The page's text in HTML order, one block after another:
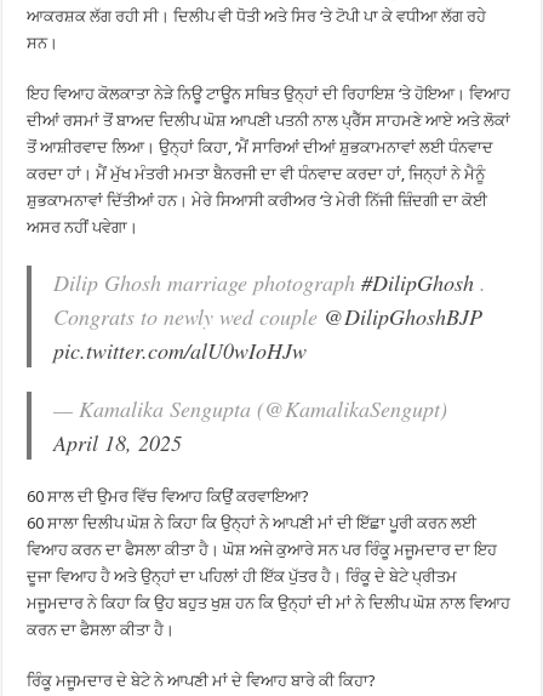
ਆਕਰਸ਼ਕ ਲੱਗ ਰਹੀ ਸੀ। ਦਿਲੀਪ ਵੀ ਧੋਤੀ ਅਤੇ ਸਿਰ ‘ਤੇ ਟੋਪੀ ਪਾ ਕੇ ਵਧੀਆ ਲੱਗ ਰਹੇ
ਸਨ।
ਇਹ ਵਿਆਹ ਕੋਲਕਾਤਾ ਨੇੜੇ ਨਿਊ ਟਾਊਨ ਸਥਿਤ ਉਨ੍ਹਾਂ ਦੀ ਰਿਹਾਇਸ਼ ‘ਤੇ ਹੋਇਆ। ਵਿਆਹ
ਦੀਆਂ ਰਸਮਾਂ ਤੋਂ ਬਾਅਦ ਦਿਲੀਪ ਘੋਸ਼ ਆਪਣੀ ਪਤਨੀ ਨਾਲ ਪ੍ਰੈੱਸ ਸਾਹਮਣੇ ਆਏ ਅਤੇ ਲੋਕਾਂ
ਤੋਂ ਆਸ਼ੀਰਵਾਦ ਲਿਆ। ਉਨ੍ਹਾਂ ਕਿਹਾ, ‘ਮੈਂ ਸਾਰਿਆਂ ਦੀਆਂ ਸ਼ੁਭਕਾਮਨਾਵਾਂ ਲਈ ਧੰਨਵਾਦ
ਕਰਦਾ ਹਾਂ। ਮੈਂ ਮੁੱਖ ਮੰਤਰੀ ਮਮਤਾ ਬੈਨਰਜੀ ਦਾ ਵੀ ਧੰਨਵਾਦ ਕਰਦਾ ਹਾਂ, ਜਿਨ੍ਹਾਂ ਨੇ ਮੈਨੂੰ
ਸ਼ੁਭਕਾਮਨਾਵਾਂ ਦਿੱਤੀਆਂ ਹਨ। ਮੇਰੇ ਸਿਆਸੀ ਕਰੀਅਰ ‘ਤੇ ਮੇਰੀ ਨਿੱਜੀ ਜ਼ਿੰਦਗੀ ਦਾ ਕੋਈ
ਅਸਰ ਨਹੀਂ ਪਵੇਗਾ।
Dilip Ghosh marriage photograph#DilipGhosh .
Congrats to newly wed couple @DilipGhoshBJP
pic.twitter.com/alU0wIoHJw
— Kamalika Sengupta (@KamalikaSengupt)
April 18, 2025
60 ਸਾਲ ਦੀ ਉਮਰ ਵਿੱਚ ਵਿਆਹ ਕਿਉਂ ਕਰਵਾਇਆ?
60 ਸਾਲਾ ਦਿਲੀਪ ਘੋਸ਼ ਨੇ ਕਿਹਾ ਕਿ ਉਨ੍ਹਾਂ ਨੇ ਆਪਣੀ ਮਾਂ ਦੀ ਇੱਛਾ ਪੂਰੀ ਕਰਨ ਲਈ
ਵਿਆਹ ਕਰਨ ਦਾ ਫੈਸਲਾ ਕੀਤਾ ਹੈ। ਘੋਸ਼ ਅਜੇ ਕੁਆਰੇ ਸਨ ਪਰ ਰਿੰਕੂ ਮਜੂਮਦਾਰ ਦਾ ਇਹ
ਦੂਜਾ ਵਿਆਹ ਹੈ ਅਤੇ ਉਨ੍ਹਾਂ ਦਾ ਪਹਿਲਾਂ ਹੀ ਇੱਕ ਪੁੱਤਰ ਹੈ। ਰਿੰਕੂ ਦੇ ਬੇਟੇ ਪ੍ਰੀਤਮ
ਮਜੂਮਦਾਰ ਨੇ ਕਿਹਾ ਕਿ ਉਹ ਬਹੁਤ ਖੁਸ਼ ਹਨ ਕਿ ਉਨ੍ਹਾਂ ਦੀ ਮਾਂ ਨੇ ਦਿਲੀਪ ਘੋਸ਼ ਨਾਲ ਵਿਆਹ
ਕਰਨ ਦਾ ਫੈਸਲਾ ਕੀਤਾ ਹੈ।
ਰਿੰਕੂ ਮਜੂਮਦਾਰ ਦੇ ਬੇਟੇ ਨੇ ਆਪਣੀ ਮਾਂ ਦੇ ਵਿਆਹ ਬਾਰੇ ਕੀ ਕਿਹਾ?